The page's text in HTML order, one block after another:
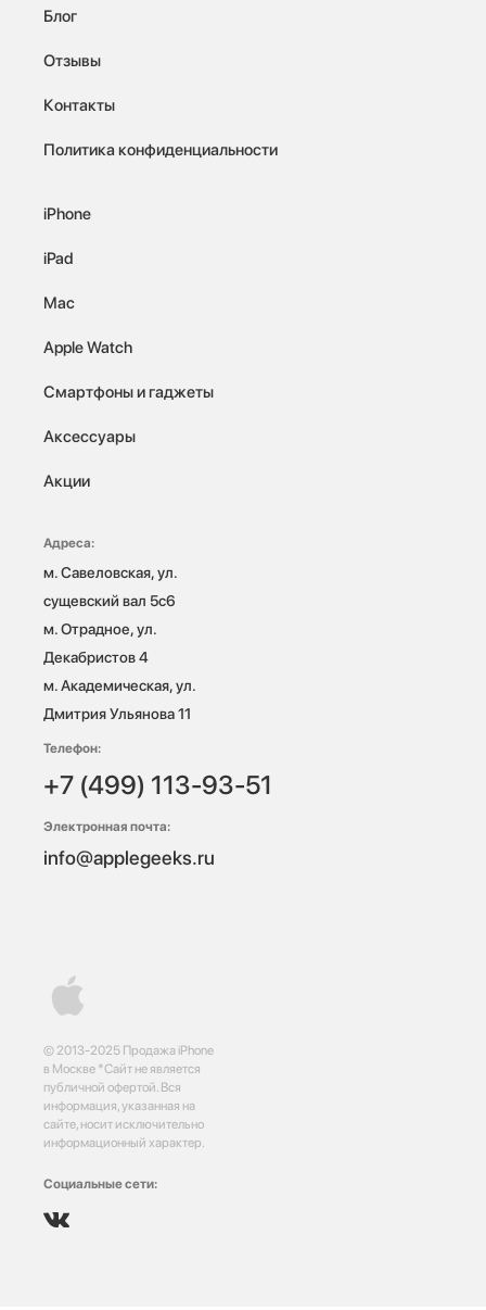
© 2013-2025 Продажа iPhone
в Москве *Сайт не является
публичной офертой. Вся
информация, указанная на
сайте, носит исключительно
информационный характер.
Социальные сети:
Блог
Отзывы
Контакты
Политика конфиденциальности
iPhone
iPad
Mac
Apple Watch
Смартфоны и гаджеты
Аксессуары
Акции
Адреса:
м. Савеловская, ул.
сущевский вал 5с6
м. Отрадное, ул.
Декабристов 4
м. Академическая, ул.
Дмитрия Ульянова 11
Телефон:
+7 (499) 113-93-51
Электронная почта:
info@applegeeks.ru